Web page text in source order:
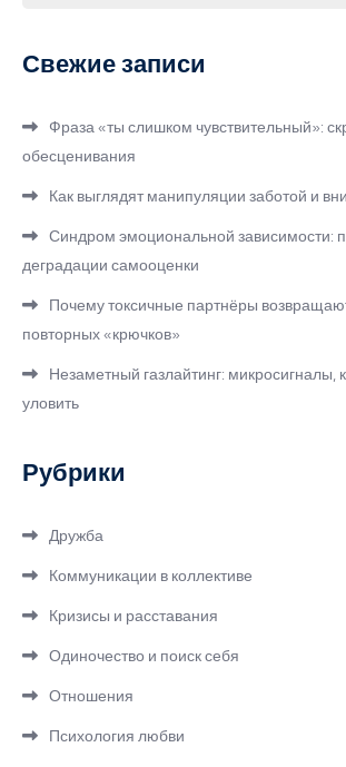
Свежие записи
Фраза «ты слишком чувствительный»:
обесценивания
Как выглядят манипуляции заботой и
Синдром эмоциональной зависимости:
деградации самооценки
Почему токсичные партнёры
повторных «крючков»
Незаметный газлайтинг: микросигналы,
уловить
Рубрики
Дружба
Коммуникации в коллективе
Кризисы и расставания
Одиночество и поиск себя
Отношения
Психология любви